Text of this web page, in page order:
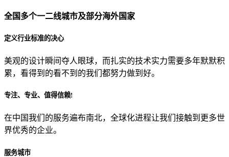
贵公司的团队规模是？
目前主要的营销渠道是？
全国多个一二线城市及部分海外国家
定义行业标准的决心
美观的设计瞬间夺人眼球，而扎实的技术实力需要多年默默积
累，看得到的看不到的我们都努力做到好。
专注、专业、值得信赖!
在中国我们的服务遍布南北，全球化进程让我们接触到更多世
界优秀的企业。
服务城市